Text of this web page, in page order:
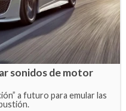
sonidos de motor
a futuro para emular las